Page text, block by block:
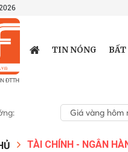
TIN NÓNG BẤT
Giá vàng hôm
TÀI CHÍNH - NGÂN